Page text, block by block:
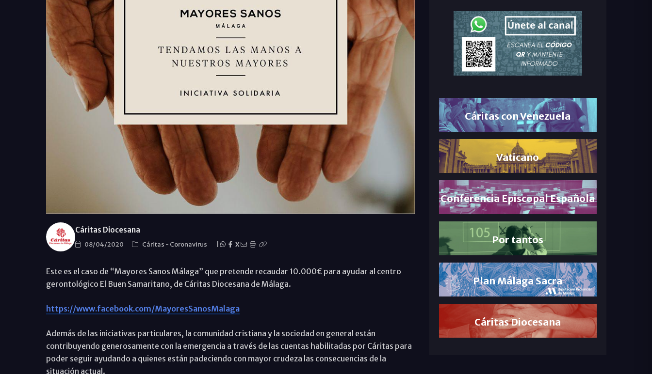
Cáritas Diocesana
08/04/2020 Cáritas - Coronavirus X
Este es el caso de “Mayores Sanos Málaga” que pretende recaudar 10.000€ para ayudar al centro
gerontológico El Buen Samaritano, de Cáritas Diocesana de Málaga.
https://www.facebook.com/MayoresSanosMalaga
Además de las iniciativas particulares, la comunidad cristiana y la sociedad en general están
contribuyendo generosamente con la emergencia a través de las cuentas habilitadas por Cáritas para
poder seguir ayudando a quienes están padeciendo con mayor crudeza las consecuencias de la
situación actual.
Cáritas con Venezuela
Vaticano
Conferencia Episcopal Española
Por tantos
Plan Málaga Sacra
Cáritas Diocesana